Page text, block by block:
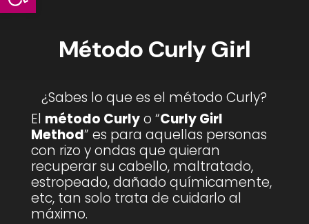
Método Curly Girl
¿Sabes lo que es el método Curly?
El método Curlyo “Curly Girl
Method” es para aquellas personas
con rizo y ondas que quieran
recuperar su cabello, maltratado,
estropeado, dañado químicamente,
etc, tan solo trata de cuidarlo al
máximo.